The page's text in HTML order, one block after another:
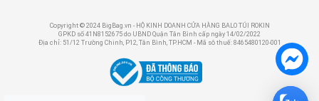
Copyright © 2024 BigBag.vn - HỘ KINH DOANH CỬA HÀNG BALO TÚI ROKIN
GPKD số 41N8152675 do UBND Quận Tân Bình cấp ngày 14/02/2022
Địa chỉ: 51/12 Trường Chinh, P12, Tân Bình, TP.HCM - Mã sô thuế: 8465480120-001